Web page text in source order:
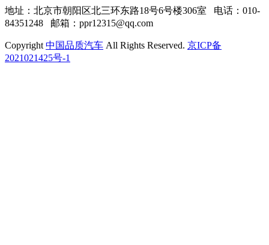
地址：北京市朝阳区北三环东路18号6号楼306室 电话：010-
84351248 邮箱：ppr12315@qq.com
Copyright 中国品质汽车 All Rights Reserved. 京ICP备
2021021425号-1